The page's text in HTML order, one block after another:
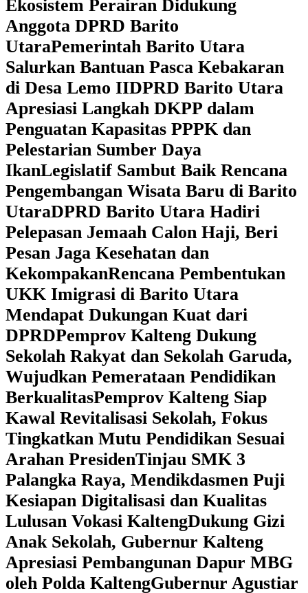
Ekosistem Perairan Didukung
Anggota DPRD Barito
UtaraPemerintah Barito Utara
Salurkan Bantuan Pasca Kebakaran
di Desa Lemo IIDPRD Barito Utara
Apresiasi Langkah DKPP dalam
Penguatan Kapasitas PPPK dan
Pelestarian Sumber Daya
IkanLegislatif Sambut Baik Rencana
Pengembangan Wisata Baru di Barito
UtaraDPRD Barito Utara Hadiri
Pelepasan Jemaah Calon Haji, Beri
Pesan Jaga Kesehatan dan
KekompakanRencana Pembentukan
UKK Imigrasi di Barito Utara
Mendapat Dukungan Kuat dari
DPRD‎Pemprov Kalteng Dukung
Sekolah Rakyat dan Sekolah Garuda,
Wujudkan Pemerataan Pendidikan
Berkualitas‎Pemprov Kalteng Siap
Kawal Revitalisasi Sekolah, Fokus
Tingkatkan Mutu Pendidikan Sesuai
Arahan Presiden‎Tinjau SMK 3
Palangka Raya, Mendikdasmen Puji
Kesiapan Digitalisasi dan Kualitas
Lulusan Vokasi Kalteng‎Dukung Gizi
Anak Sekolah, Gubernur Kalteng
Apresiasi Pembangunan Dapur MBG
oleh Polda Kalteng‎Gubernur Agustiar